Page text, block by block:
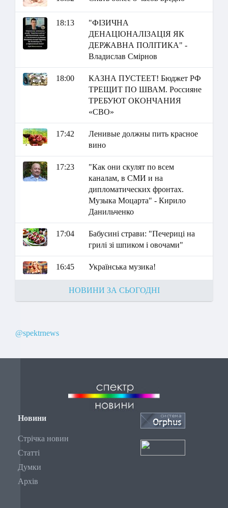
18:13
"ФІЗИЧНА
ДЕНАЦІОНАЛІЗАЦІЯ ЯК
ДЕРЖАВНА ПОЛІТИКА" -
Владислав Смірнов
18:00
КАЗНА ПУСТЕЕТ! Бюджет РФ
ТРЕЩИТ ПО ШВАМ. Россияне
ТРЕБУЮТ ОКОНЧАНИЯ
«СВО»
17:42
Ленивые должны пить красное
вино
17:23
"Как они скулят по всем
каналам, в СМИ и на
дипломатических фронтах.
Музыка Моцарта" - Кирило
Данильченко
17:04
Бабусині страви: "Печериці на
грилі зі шпиком і овочами"
16:45 Українська музика!
НОВИНИ ЗА СЬОГОДНІ
@spektrnews
Новини
Стрічка новин
Статті
Думки
Архів